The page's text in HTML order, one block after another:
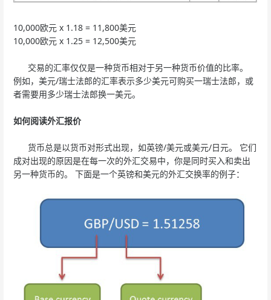
10,000欧元 x 1.18 = 11,800美元
10,000欧元 x 1.25 = 12,500美元
交易的汇率仅仅是一种货币相对于另一种货币价值的比率。
例如，美元/瑞士法郎的汇率表示多少美元可购买一瑞士法郎，或
者需要用多少瑞士法郎换一美元。
如何阅读外汇报价
货币总是以货币对形式出现，如英镑/美元或美元/日元。 它们
成对出现的原因是在每一次的外汇交易中，你是同时买入和卖出
另一种货币的。 下面是一个英镑和美元的外汇交换率的例子：